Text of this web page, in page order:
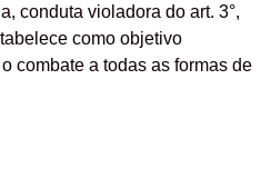
conduta violadora do art. 3°,
como objetivo
combate a todas as formas de